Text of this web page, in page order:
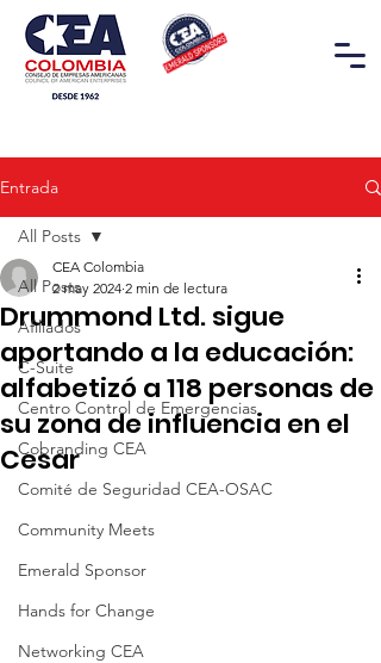
Entrada
All Posts
Afiliados
C-Suite
Centro Control de Emergencias
Cobranding CEA
Comité de Seguridad CEA-OSAC
Community Meets
Emerald Sponsor
Hands for Change
Networking CEA
All Posts
Drummond Ltd. sigue
aportando a la educación:
alfabetizó a 118 personas de
su zona de influencia en el
Cesar
CEA Colombia
2 may 2024 2 min de lectura